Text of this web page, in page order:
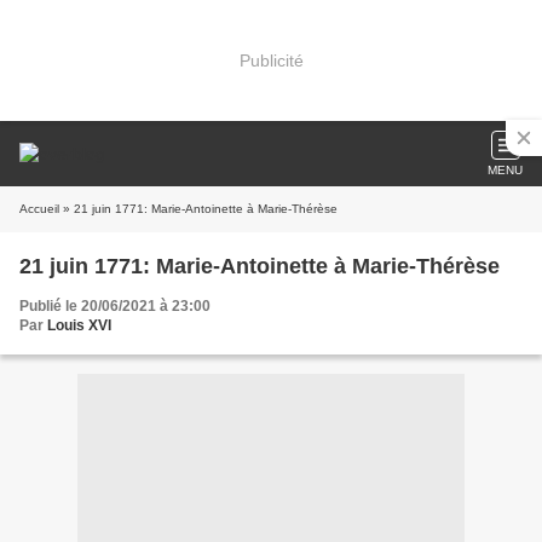
Publicité
MENU
Accueil » 21 juin 1771: Marie-Antoinette à Marie-Thérèse
21 juin 1771: Marie-Antoinette à Marie-Thérèse
Publié le 20/06/2021 à 23:00
Par Louis XVI